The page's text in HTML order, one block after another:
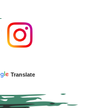
Translate